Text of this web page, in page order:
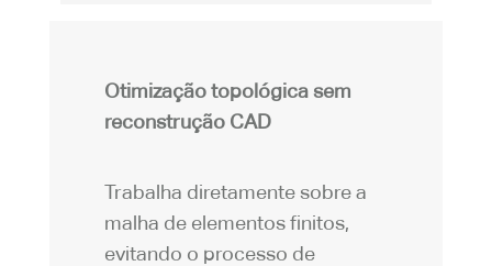
Otimização topológica sem
reconstrução CAD
Trabalha diretamente sobre a
malha de elementos finitos,
evitando o processo de